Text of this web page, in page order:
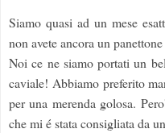
Siamo quasi ad un mese
non avete ancora un
Noi ce ne siamo portati un
caviale! Abbiamo preferito
per una merenda golosa.
che mi é stata consigliata da